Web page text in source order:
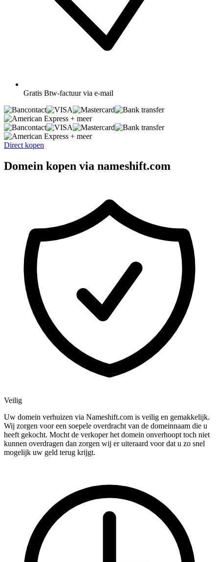
Gratis Btw-factuur via e-mail
+ meer
+ meer
Direct kopen
Domein kopen via nameshift.com
Veilig
Uw domein verhuizen via Nameshift.com is veilig en gemakkelijk.
Wij zorgen voor een soepele overdracht van de domeinnaam die u
heeft gekocht. Mocht de verkoper het domein onverhoopt toch niet
kunnen overdragen dan zorgen wij er uiteraard voor dat u zo snel
mogelijk uw geld terug krijgt.